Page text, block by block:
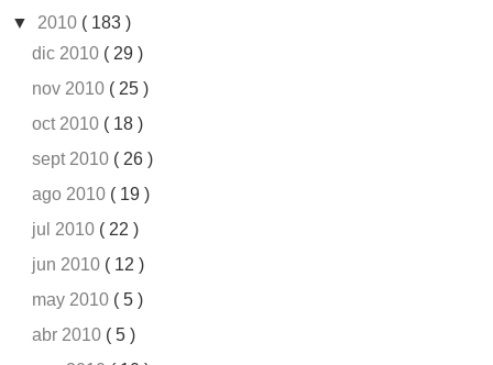
▼ 2010 ( 183 )
dic 2010 ( 29 )
nov 2010 ( 25 )
oct 2010 ( 18 )
sept 2010 ( 26 )
ago 2010 ( 19 )
jul 2010 ( 22 )
jun 2010 ( 12 )
may 2010 ( 5 )
abr 2010 ( 5 )